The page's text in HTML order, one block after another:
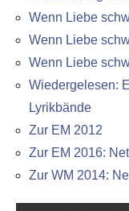
Wenn Liebe
Wenn Liebe
Wenn Liebe
Wiedergelesen:
Lyrikbände
Zur EM 2012
Zur EM 2016:
Zur WM 2014: